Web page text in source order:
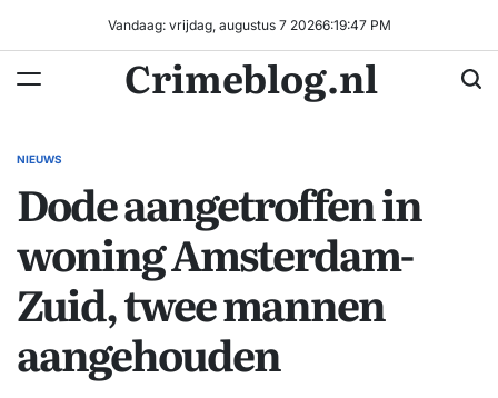
inhoud
Vandaag: vrijdag, augustus 7 20266:19:48 PM
Crimeblog.nl
GEPLAATST
NIEUWS
Dode aangetroffen in
woning Amsterdam-
Zuid, twee mannen
aangehouden